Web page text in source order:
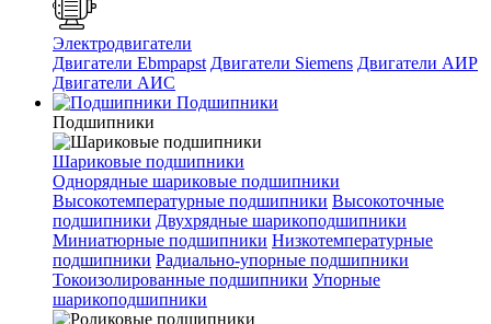
Электродвигатели
Двигатели Ebmpapst Двигатели Siemens Двигатели АИР
Двигатели АИС
Подшипники
Подшипники
Шариковые подшипники
Однорядные шариковые подшипники
Высокотемпературные подшипники Высокоточные
подшипники Двухрядные шарикоподшипники
Миниатюрные подшипники Низкотемпературные
подшипники Радиально-упорные подшипники
Токоизолированные подшипники Упорные
шарикоподшипники